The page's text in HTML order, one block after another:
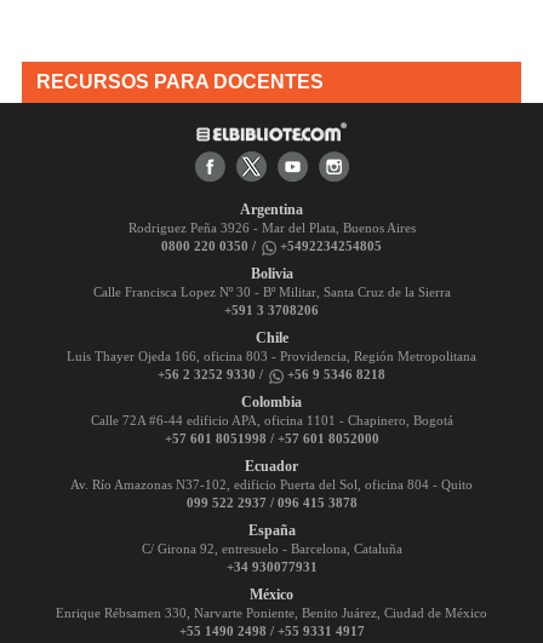
RECURSOS PARA DOCENTES
Argentina
Rodriguez Peña 3926 - Mar del Plata, Buenos Aires
0800 220 0350 /
+5492234254805
Bolivia
Calle Francisca Lopez Nº 30 - Bº Militar, Santa Cruz de la Sierra
+591 3 3708206
Chile
Luis Thayer Ojeda 166, oficina 803 - Providencia, Región Metropolitana
+56 2 3252 9330 /
+56 9 5346 8218
Colombia
Calle 72A #6-44 edificio APA, oficina 1101 - Chapinero, Bogotá
+57 601 8051998 / +57 601 8052000
Ecuador
Av. Río Amazonas N37-102, edificio Puerta del Sol, oficina 804 - Quito
099 522 2937 / 096 415 3878
España
C/ Girona 92, entresuelo - Barcelona, Cataluña
+34 930077931
México
Enrique Rébsamen 330, Narvarte Poniente, Benito Juárez, Ciudad de México
+55 1490 2498 / +55 9331 4917